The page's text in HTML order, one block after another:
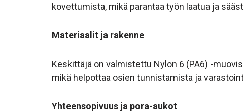
kovettumista, mikä parantaa työn laatua ja
Materiaalit ja rakenne
Keskittäjä on valmistettu Nylon 6 (PA6) -
mikä helpottaa osien tunnistamista ja
Yhteensopivuus ja pora-aukot